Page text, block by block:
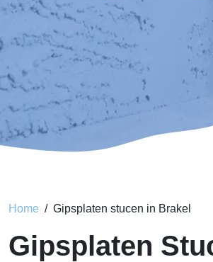
Home Gipsplaten stucen in Brakel
Gipsplaten